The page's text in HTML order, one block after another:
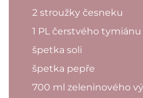
2 stroužky česneku
1 PL čerstvého tymiánu
špetka soli
špetka pepře
700 ml zeleninového